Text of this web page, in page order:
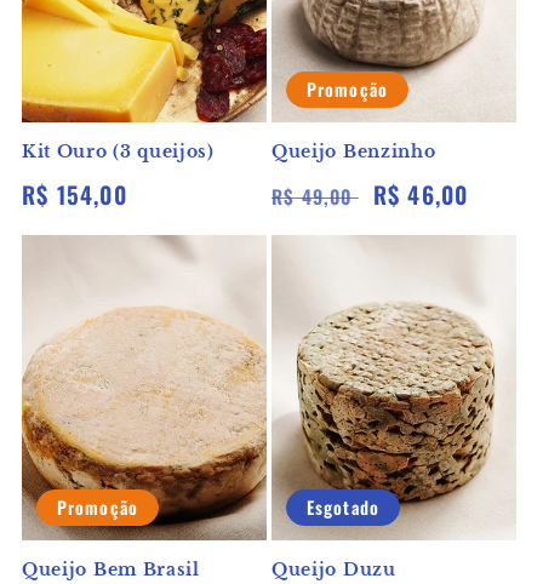
Kit Ouro (3 queijos)
Preço
normal
R$ 154,00
Promoção
Queijo Benzinho
Preço
normal
R$ 49,00 Preço
promocional
R$ 46,00
Promoção
Queijo Bem Brasil
Esgotado
Queijo Duzu